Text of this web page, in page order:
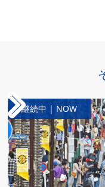
継続中 | NOW